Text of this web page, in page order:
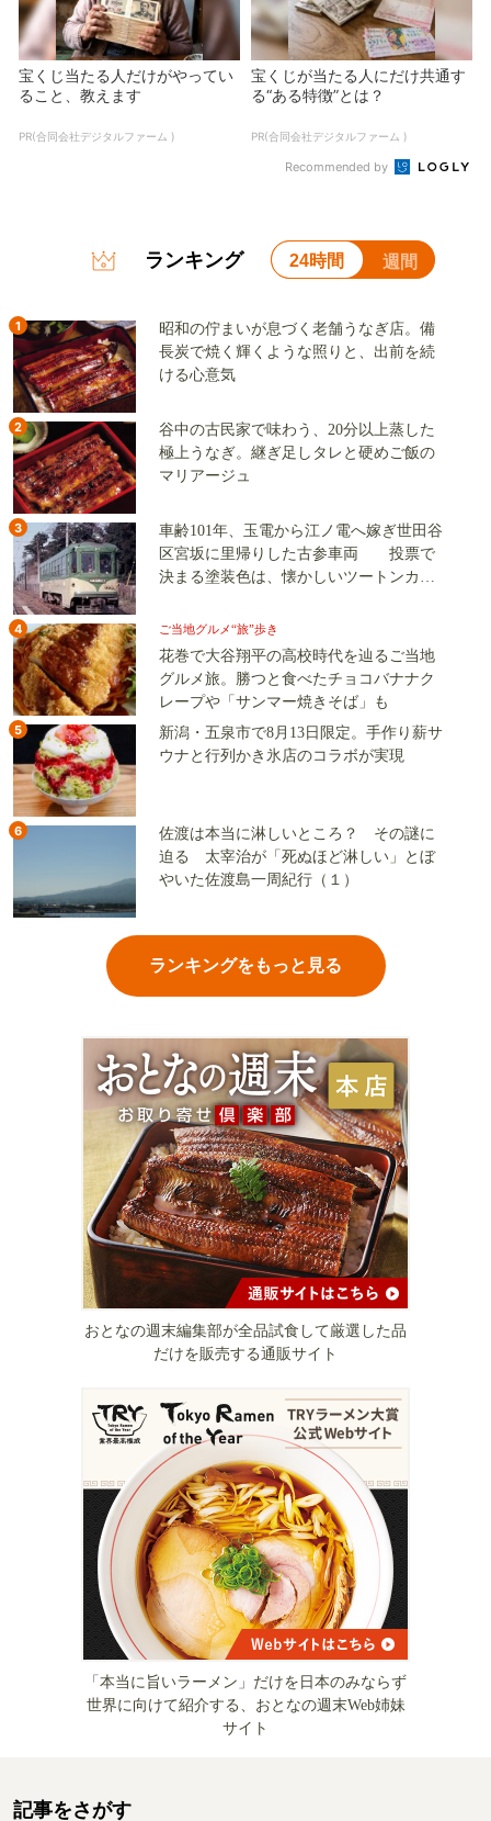
宝くじ当たる人だけがやってい
ること、教えます
PR(合同会社デジタルファーム )
宝くじが当たる人にだけ共通す
る“ある特徴”とは？
PR(合同会社デジタルファーム )
Recommended by
ランキング 24時間 週間
1
昭和の佇まいが息づく老舗うなぎ店。備
長炭で焼く輝くような照りと、出前を続
ける心意気
2
谷中の古民家で味わう、20分以上蒸した
極上うなぎ。継ぎ足しタレと硬めご飯の
マリアージュ
3
車齢101年、玉電から江ノ電へ嫁ぎ世田谷
区宮坂に里帰りした古参車両 投票で
決まる塗装色は、懐かしいツートンカラ
4 ご当地グルメ“旅”歩き
花巻で大谷翔平の高校時代を辿るご当地
グルメ旅。勝つと食べたチョコバナナク
レープや「サンマー焼きそば」も
5
新潟・五泉市で8月13日限定。手作り薪サ
ウナと行列かき氷店のコラボが実現
6
佐渡は本当に淋しいところ？ その謎に
迫る 太宰治が「死ぬほど淋しい」とぼ
やいた佐渡島一周紀行（１）
ランキングをもっと見る
おとなの週末編集部が全品試食して厳選した品
だけを販売する通販サイト
「本当に旨いラーメン」だけを日本のみならず
世界に向けて紹介する、おとなの週末Web姉妹
サイト
記事をさがす